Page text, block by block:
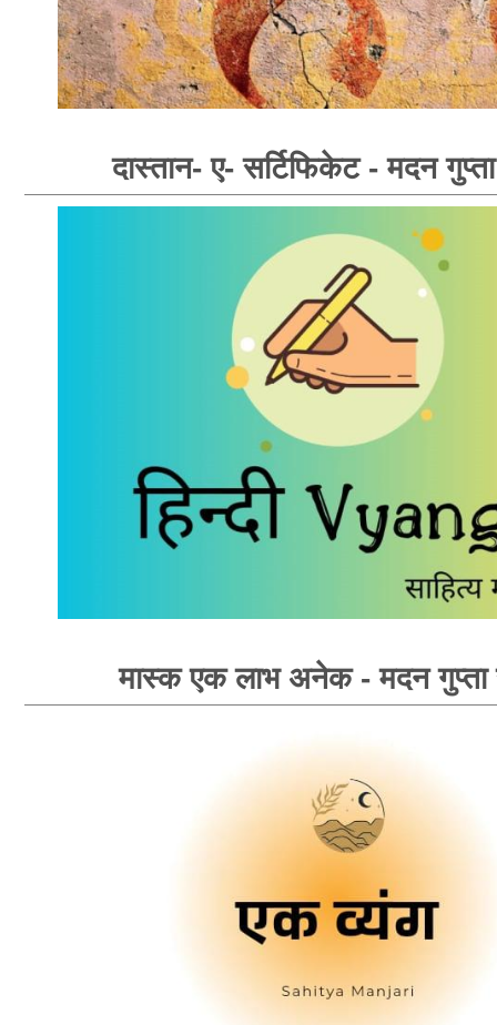
दास्तान- ए- सर्टिफिकेट - मदन
मास्क एक लाभ अनेक - मदन गुप्ता